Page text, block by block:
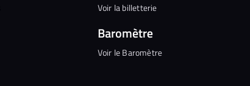
Voir la billetterie
Baromètre
Voir le Baromètre